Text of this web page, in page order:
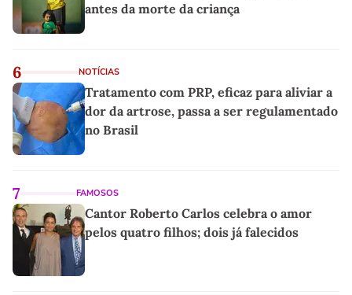
antes da morte da criança
6 NOTÍCIAS
Tratamento com PRP, eficaz para aliviar a
dor da artrose, passa a ser regulamentado
no Brasil
7 FAMOSOS
Cantor Roberto Carlos celebra o amor
pelos quatro filhos; dois já falecidos